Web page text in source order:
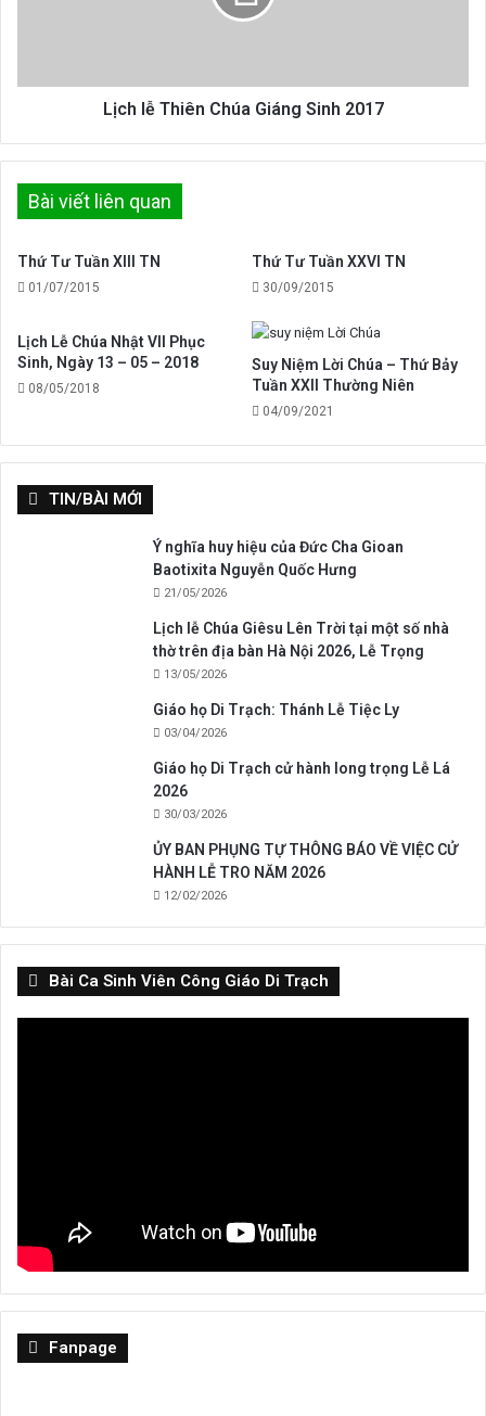
Lịch lễ Thiên Chúa Giáng Sinh 2017
Bài viết liên quan
Thứ Tư Tuần XIII TN
01/07/2015
Thứ Tư Tuần XXVI TN
30/09/2015
Lịch Lễ Chúa Nhật VII Phục
Sinh, Ngày 13 – 05 – 2018
08/05/2018
Suy Niệm Lời Chúa – Thứ Bảy
Tuần XXII Thường Niên
04/09/2021
TIN/BÀI MỚI
Ý nghĩa huy hiệu của Đức Cha Gioan
Baotixita Nguyễn Quốc Hưng
21/05/2026
Lịch lễ Chúa Giêsu Lên Trời tại một số nhà
thờ trên địa bàn Hà Nội 2026, Lễ Trọng
13/05/2026
Giáo họ Di Trạch: Thánh Lễ Tiệc Ly
03/04/2026
Giáo họ Di Trạch cử hành long trọng Lễ Lá
2026
30/03/2026
ỦY BAN PHỤNG TỰ THÔNG BÁO VỀ VIỆC CỬ
HÀNH LỄ TRO NĂM 2026
12/02/2026
Bài Ca Sinh Viên Công Giáo Di Trạch
Fanpage